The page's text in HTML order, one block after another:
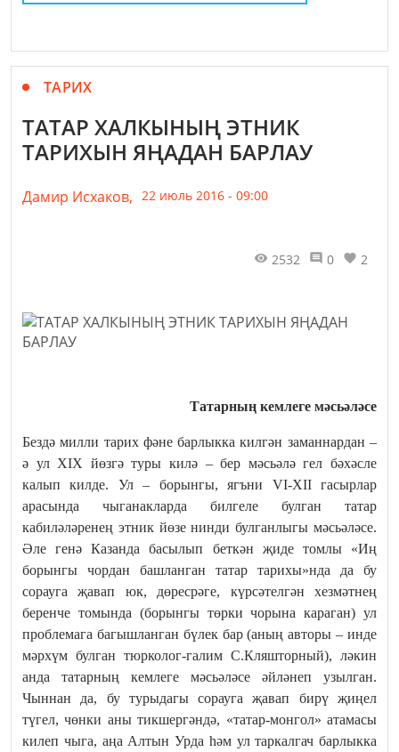
ТАРИХ
ТАТАР ХАЛКЫНЫҢ ЭТНИК
ТАРИХЫН ЯҢАДАН БАРЛАУ
Дамир Исхаков, 22 июль 2016 - 09:00
2532 0 2
Татарның кемлеге мәсьәләсе
Бездә милли тарих фәне барлыкка килгән заманнардан –
ә ул XIX йөзгә туры килә – бер мәсьәлә гел бәхәсле
калып килде. Ул – борынгы, ягъни VI-ХII гасырлар
арасында чыганакларда билгеле булган татар
кабиләләренең этник йөзе нинди булганлыгы мәсьәләсе.
Әле генә Казанда басылып беткән җиде томлы «Иң
борынгы чордан башланган татар тарихы»нда да бу
сорауга җавап юк, дөресрәге, күрсәтелгән хезмәтнең
беренче томында (борынгы төрки чорына караган) ул
проблемага багышланган бүлек бар (аның авторы – инде
мәрхүм булган тюрколог-галим С.Кляшторный), ләкин
анда татарның кемлеге мәсьәләсе әйләнеп узылган.
Чыннан да, бу турыдагы сорауга җавап бирү җиңел
түгел, чөнки аны тикшергәндә, «татар-монгол» атамасы
килеп чыга, аңа Алтын Урда һәм ул таркалгач барлыкка